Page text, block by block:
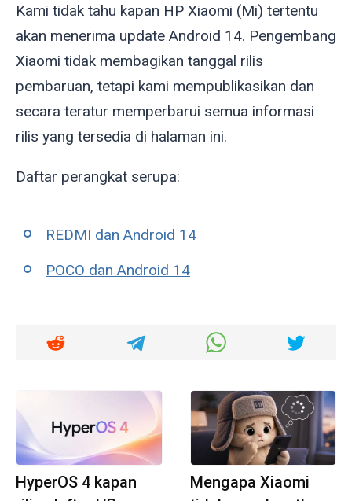
Kami tidak tahu kapan HP Xiaomi (Mi) tertentu
akan menerima update Android 14. Pengembang
Xiaomi tidak membagikan tanggal rilis
pembaruan, tetapi kami mempublikasikan dan
secara teratur memperbarui semua informasi
rilis yang tersedia di halaman ini.
Daftar perangkat serupa:
REDMI dan Android 14
POCO dan Android 14
HyperOS 4 kapan
Mengapa Xiaomi